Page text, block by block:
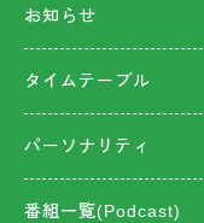
お知らせ
タイムテーブル
パーソナリティ
番組一覧(Podcast)